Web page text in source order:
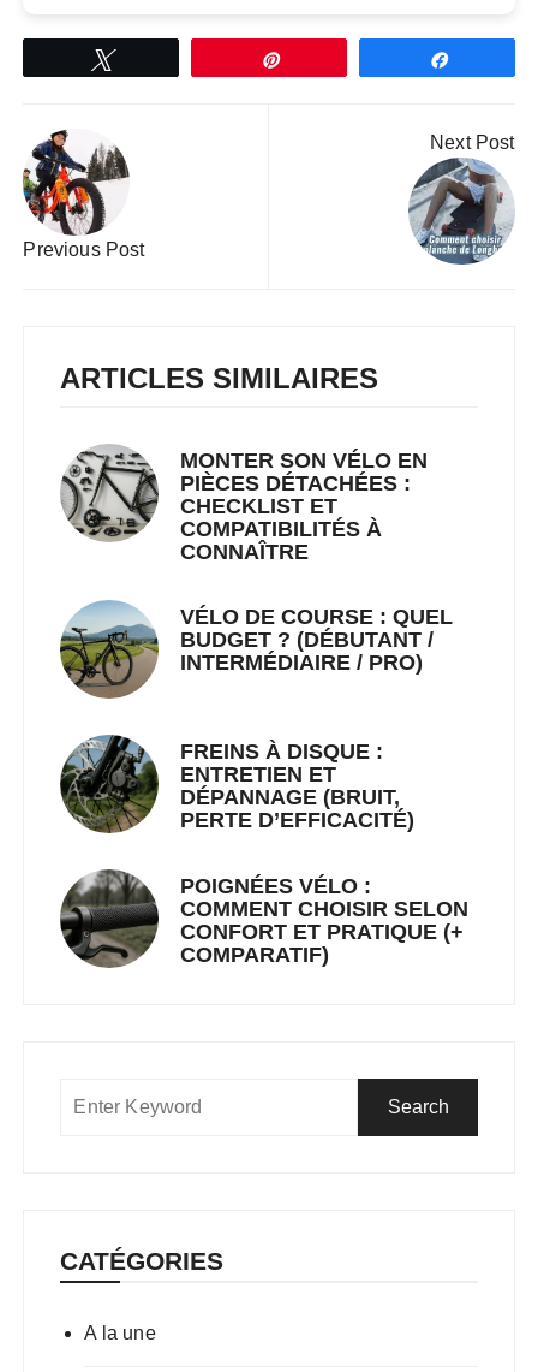
Navigation
de
l’article
Previous Post
Next Post
ARTICLES SIMILAIRES
MONTER SON VÉLO EN
PIÈCES DÉTACHÉES :
CHECKLIST ET
COMPATIBILITÉS À
CONNAÎTRE
VÉLO DE COURSE : QUEL
BUDGET ? (DÉBUTANT /
INTERMÉDIAIRE / PRO)
FREINS À DISQUE :
ENTRETIEN ET
DÉPANNAGE (BRUIT,
PERTE D’EFFICACITÉ)
POIGNÉES VÉLO :
COMMENT CHOISIR SELON
CONFORT ET PRATIQUE (+
COMPARATIF)
CATÉGORIES
A la une